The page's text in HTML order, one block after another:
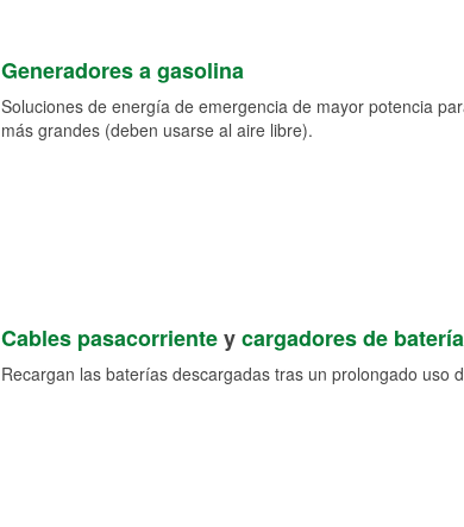
Generadores a gasolina
Soluciones de energía de emergencia de mayor potencia
más grandes (deben usarse al aire libre).
Cables pasacorrienteycargadores de batería
Recargan las baterías descargadas tras un prolongado uso